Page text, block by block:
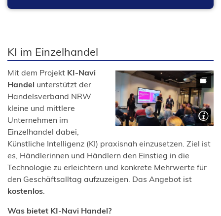
KI im Einzelhandel
Mit dem Projekt KI-Navi
Handel unterstützt der
Handelsverband NRW
kleine und mittlere
Unternehmen im
Einzelhandel dabei,
Künstliche Intelligenz (KI) praxisnah einzusetzen. Ziel ist
es, Händlerinnen und Händlern den Einstieg in die
Technologie zu erleichtern und konkrete Mehrwerte für
den Geschäftsalltag aufzuzeigen. Das Angebot ist
kostenlos
Was bietet KI-Navi Handel?